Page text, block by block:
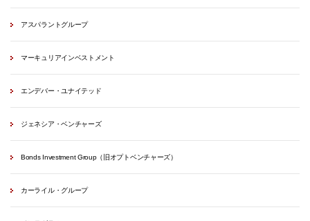
アスパラントグループ
マーキュリアインベストメント
エンデバー・ユナイテッド
ジェネシア・ベンチャーズ
Bonds Investment Group（旧オプトベンチャーズ）
カーライル・グループ